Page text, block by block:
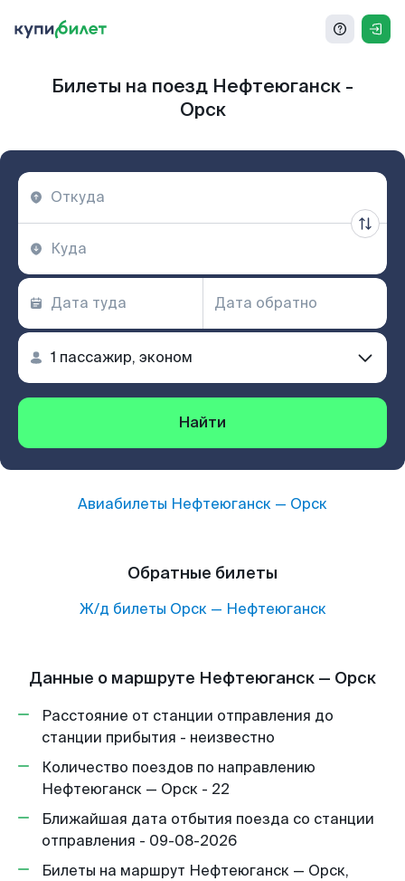
Билеты на поезд Нефтеюганск -
Орск
Найти
Авиабилеты Нефтеюганск — Орск
Обратные билеты
Ж/д билеты Орск— Нефтеюганск
Данные о маршруте Нефтеюганск — Орск
Расстояние от станции отправления до
станции прибытия - неизвестно
Количество поездов по направлению
Нефтеюганск — Орск - 22
Ближайшая дата отбытия поезда со станции
отправления - 09-08-2026
Билеты на маршрут Нефтеюганск — Орск,